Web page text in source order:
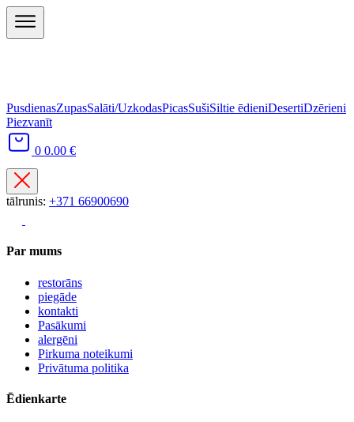
PusdienasZupasSalāti/UzkodasPicasSušiSiltie ēdieniDesertiDzērieni
Piezvanīt
0 0.00 €
tālrunis: +371 66900690
Par mums
restorāns
piegāde
kontakti
Pasākumi
alergēni
Pirkuma noteikumi
Privātuma politika
Ēdienkarte